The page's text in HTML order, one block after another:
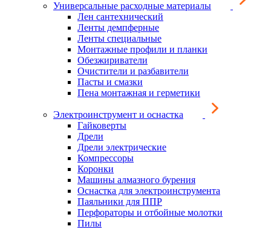
Универсальные расходные материалы
Лен сантехнический
Ленты демпферные
Ленты специальные
Монтажные профили и планки
Обезжириватели
Очистители и разбавители
Пасты и смазки
Пена монтажная и герметики
Электроинструмент и оснастка
Гайковерты
Дрели
Дрели электрические
Компрессоры
Коронки
Машины алмазного бурения
Оснастка для электроинструмента
Паяльники для ППР
Перфораторы и отбойные молотки
Пилы